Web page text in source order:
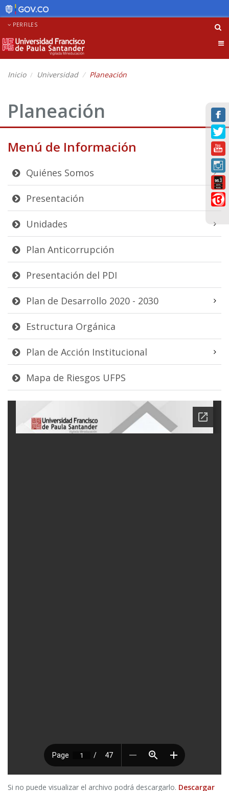
PERFILES
Inicio Universidad Planeación
Planeación
Menú de Información
Quiénes Somos
Presentación
Unidades
Plan Anticorrupción
Presentación del PDI
Plan de Desarrollo 2020 - 2030
Estructura Orgánica
Plan de Acción Institucional
Mapa de Riesgos UFPS
Si no puede visualizar el archivo podrá descargarlo. Descargar